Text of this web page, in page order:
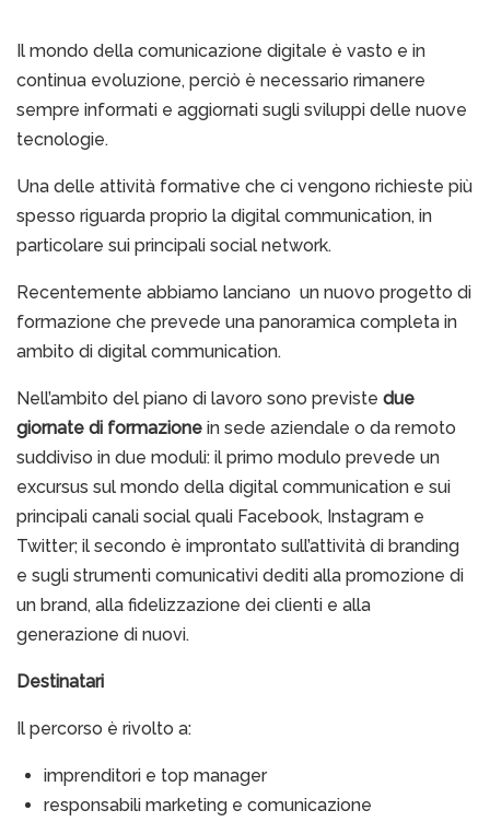
Il mondo della comunicazione digitale è vasto e in
continua evoluzione, perciò è necessario rimanere
sempre informati e aggiornati sugli sviluppi delle nuove
tecnologie.
Una delle attività formative che ci vengono richieste più
spesso riguarda proprio la digital communication, in
particolare sui principali social network.
Recentemente abbiamo lanciano un nuovo progetto di
formazione che prevede una panoramica completa in
ambito di digital communication.
Nell’ambito del piano di lavoro sono previste due
giornate di formazione in sede aziendale o da remoto
suddiviso in due moduli: il primo modulo prevede un
excursus sul mondo della digital communication e sui
principali canali social quali Facebook, Instagram e
Twitter; il secondo è improntato sull’attività di branding
e sugli strumenti comunicativi dediti alla promozione di
un brand, alla fidelizzazione dei clienti e alla
generazione di nuovi.
Destinatari
Il percorso è rivolto a:
imprenditori e top manager
responsabili marketing e comunicazione